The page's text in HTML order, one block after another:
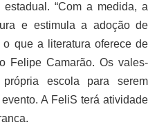
“Com a medida, a
e estimula a adoção de
que a literatura oferece de
Felipe Camarão. Os vales-
escola para serem
A FeliS terá atividade